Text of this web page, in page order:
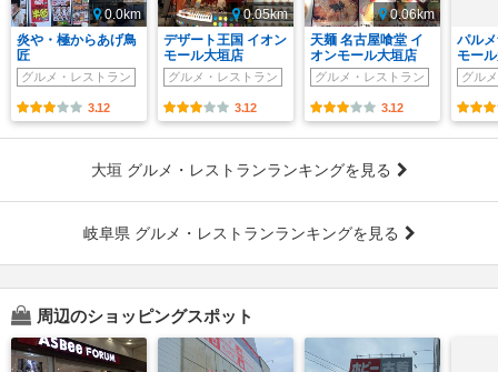
0.0km
炎や・極からあげ鳥
匠
グルメ・レストラン
3.12
0.05km
デザート王国 イオン
モール大垣店
グルメ・レストラン
3.12
0.06km
天麺 名古屋喰堂 イ
オンモール大垣店
グルメ・レストラン
3.12
パル
モー
グル
大垣 グルメ・レストランランキングを見る
岐阜県 グルメ・レストランランキングを見る
周辺のショッピングスポット